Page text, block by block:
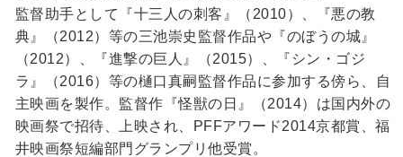
監督助手として『十三人の刺客』（2010）、『悪の教
典』（2012）等の三池崇史監督作品や『のぼうの城』
（2012）、『進撃の巨人』（2015）、『シン・ゴジ
ラ』（2016）等の樋口真嗣監督作品に参加する傍ら、自
主映画を製作。監督作『怪獣の日』（2014）は国内外の
映画祭で招待、上映され、PFFアワード2014京都賞、福
井映画祭短編部門グランプリ他受賞。